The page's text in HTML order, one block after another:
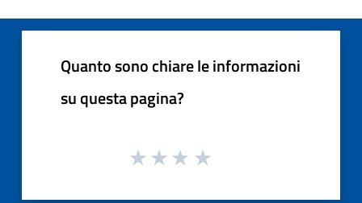
Quanto sono chiare le informazioni
su questa pagina?